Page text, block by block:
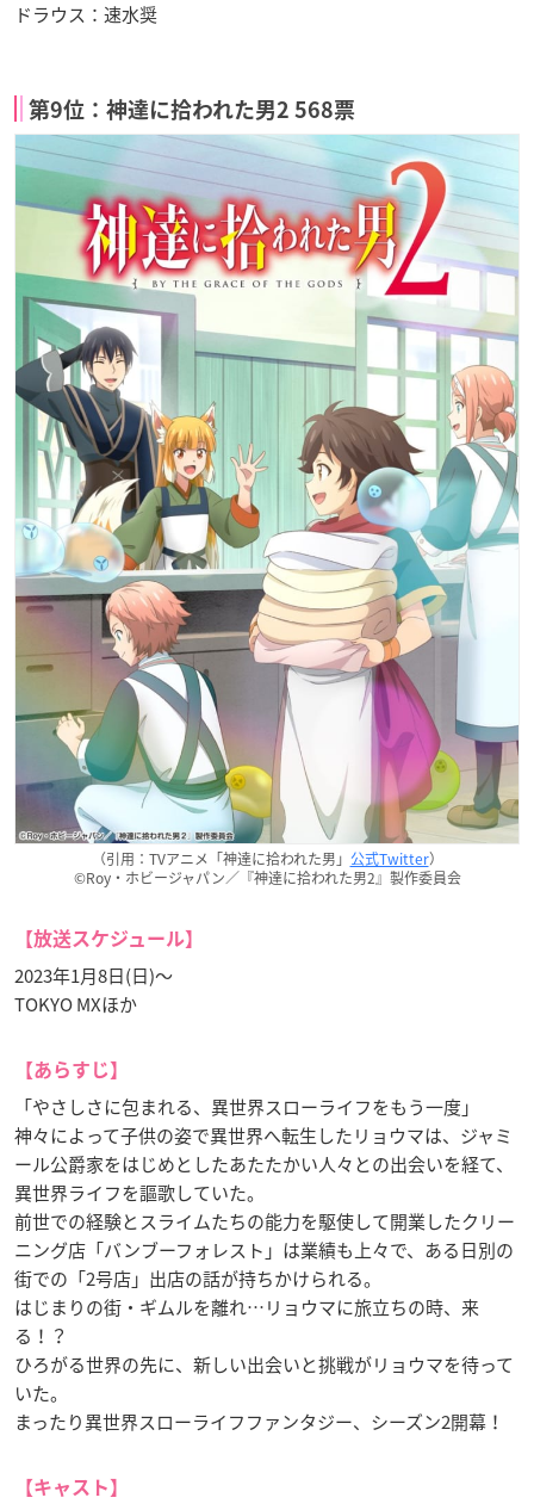
ドラウス：速水奨
第9位：神達に拾われた男2 568票
（引用：TVアニメ「神達に拾われた男」 公式Twitter）
©Roy・ホビージャパン／『神達に拾われた男2』製作委員会
【放送スケジュール】
2023年1月8日(日)～
TOKYO MXほか
【あらすじ】
「やさしさに包まれる、異世界スローライフをもう一度」
神々によって子供の姿で異世界へ転生したリョウマは、ジャミ
ール公爵家をはじめとしたあたたかい人々との出会いを経て、
異世界ライフを謳歌していた。
前世での経験とスライムたちの能力を駆使して開業したクリー
ニング店「バンブーフォレスト」は業績も上々で、ある日別の
街での「2号店」出店の話が持ちかけられる。
はじまりの街・ギムルを離れ…リョウマに旅立ちの時、来
る！？
ひろがる世界の先に、新しい出会いと挑戦がリョウマを待って
いた。
まったり異世界スローライフファンタジー、シーズン2開幕！
【キャスト】